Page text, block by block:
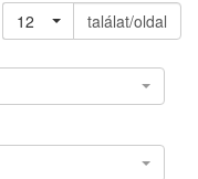
12
találat/oldal